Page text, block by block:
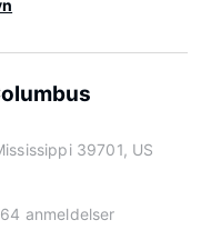
39701, US
anmeldelser